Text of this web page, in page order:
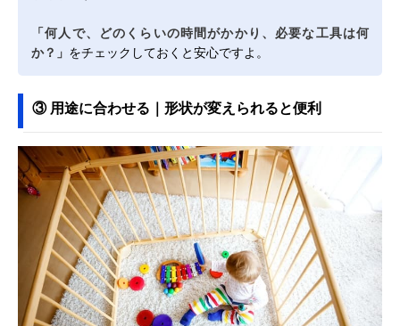
「何人で、どのくらいの時間がかかり、必要な工具は何
か？」 をチェックしておくと安心ですよ。
③ 用途に合わせる｜形状が変えられると便利